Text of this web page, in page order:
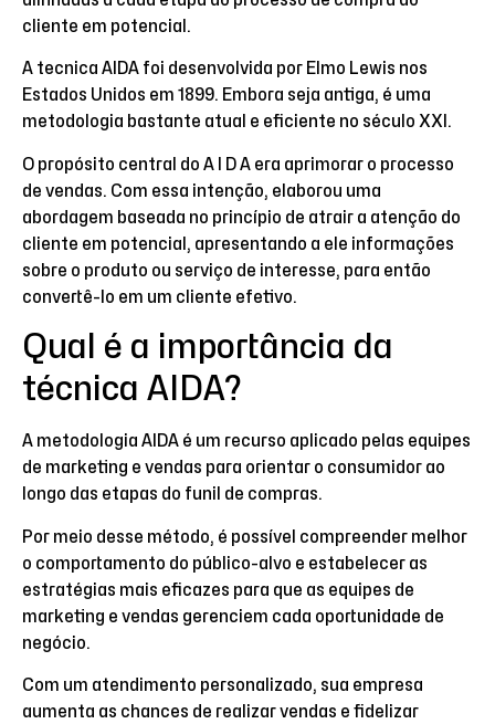
cliente em potencial.
A tecnica AIDA foi desenvolvida por Elmo Lewis nos
Estados Unidos em 1899. Embora seja antiga, é uma
metodologia bastante atual e eficiente no século XXI.
O propósito central do A I D A era aprimorar o processo
de vendas. Com essa intenção, elaborou uma
abordagem baseada no princípio de atrair a atenção do
cliente em potencial, apresentando a ele informações
sobre o produto ou serviço de interesse, para então
convertê-lo em um cliente efetivo.
Qual é a importância da
técnica AIDA?
A metodologia AIDA é um recurso aplicado pelas equipes
de marketing e vendas para orientar o consumidor ao
longo das etapas do funil de compras.
Por meio desse método, é possível compreender melhor
o comportamento do público-alvo e estabelecer as
estratégias mais eficazes para que as equipes de
marketing e vendas gerenciem cada oportunidade de
negócio.
Com um atendimento personalizado, sua empresa
aumenta as chances de realizar vendas e fidelizar